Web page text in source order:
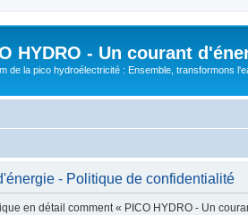
HYDRO - Un courant
de la pico hydroélectricité : Ensemble, transformons
- Politique de confidentialité
en détail comment « PICO HYDRO - Un